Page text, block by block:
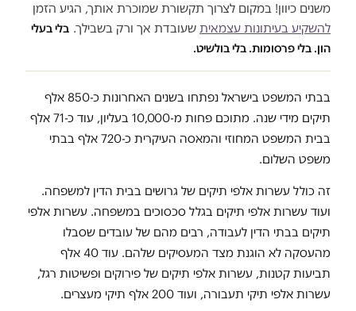
משנים כיוון! במקום לצרוך תקשורת שמוכרת אותך, הגיע הזמן
להשקיע בעיתונות עצמאיתשעובדת אך ורק בשבילך. בלי בעלי
הון. בלי פרסומות. בלי בולשיט.
בבתי המשפט בישראל נפתחו בשנים האחרונות כ-850 אלף
תיקים מידי שנה. מתוכם פחות מ-10,000 בעליון, עוד כ-71 אלף
בבית המשפט המחוזי והמאסה העיקרית כ-720 אלף בבתי
משפט השלום.
זה כולל עשרות אלפי תיקים של גרושים בבית הדין למשפחה.
ועוד עשרות אלפי תיקים בגלל סכסוכים במשפחה. עשרות אלפי
תיקים בבתי הדין לעבודה, רבים מהם של עובדים שסבלו
מהעסקה לא הוגנת מצד המעסיקים שלהם. עוד 40 אלף
תביעות קטנות, עשרות אלפי תיקים של פירוקים ופשיטות רגל,
עשרות אלפי תיקי תעבורה, ועוד 200 אלף תיקי מעצרים.